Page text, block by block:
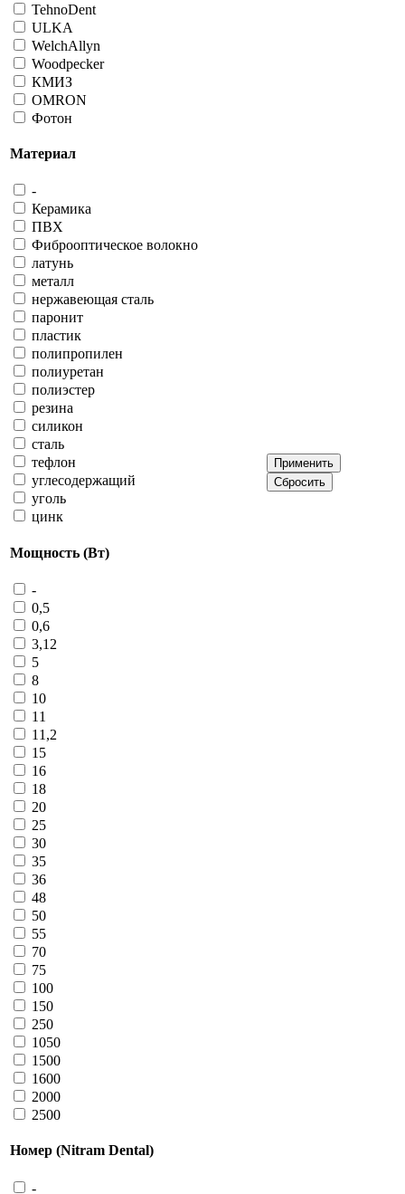
TehnoDent
ULKA
WelchAllyn
Woodpecker
КМИЗ
ОМRОN
Фотон
Материал
-
Керамика
ПВХ
Фиброоптическое волокно
латунь
металл
нержавеющая сталь
паронит
пластик
полипропилен
полиуретан
полиэстер
резина
силикон
сталь
тефлон
углесодержащий
уголь
цинк
Мощность (Вт)
-
0,5
0,6
3,12
5
8
10
11
11,2
15
16
18
20
25
30
35
36
48
50
55
70
75
100
150
250
1050
1500
1600
2000
2500
Номер (Nitram Dental)
-